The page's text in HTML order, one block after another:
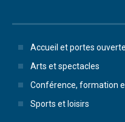
Accueil et portes
Arts et spectacles
Conférence, formation
Sports et loisirs